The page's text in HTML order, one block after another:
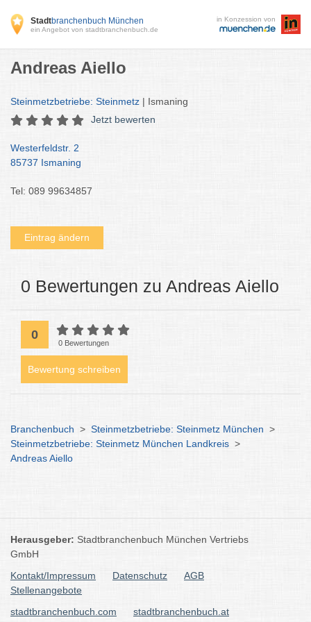
Stadtbranchenbuch München
ein Angebot von stadtbranchenbuch.de
in Konzession von
Andreas Aiello
Steinmetzbetriebe: Steinmetz | Ismaning
Jetzt bewerten
Westerfeldstr. 2
85737 Ismaning
Tel: 089 99634857
Eintrag ändern
0 Bewertungen zu Andreas Aiello
0
0 Bewertungen
Bewertung schreiben
Branchenbuch > Steinmetzbetriebe: Steinmetz München >
Steinmetzbetriebe: Steinmetz München Landkreis >
Andreas Aiello
Herausgeber: Stadtbranchenbuch München Vertriebs
GmbH
Kontakt/Impressum
Datenschutz
AGB
Stellenangebote
stadtbranchenbuch.com
stadtbranchenbuch.at